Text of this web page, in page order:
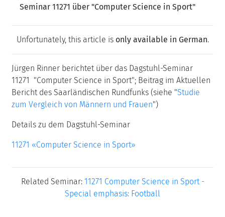
Seminar 11271 über "Computer Science in Sport"
Unfortunately, this article is only available in German.
Jürgen Rinner berichtet über das Dagstuhl-Seminar
11271 "Computer Science in Sport"; Beitrag im Aktuellen
Bericht des Saarländischen Rundfunks (siehe "Studie
zum Vergleich von Männern und Frauen")
Details zu dem Dagstuhl-Seminar
11271 «Computer Science in Sport»
Related Seminar: 11271 Computer Science in Sport -
Special emphasis: Football